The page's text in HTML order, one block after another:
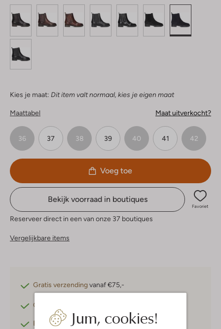
Jum, cookies!
Kies je maat: Dit item valt normaal, kies je eigen maat
Maattabel Maat uitverkocht?
36 37 38 39 40 41 42
Voeg toe
Bekijk voorraad in boutiques
Favoriet
Reserveer direct in een van onze 37 boutiques
Vergelijkbare items
Gratis verzendingvanaf €75,-
Gratis retourneren
Betaal achterafmet Klarna